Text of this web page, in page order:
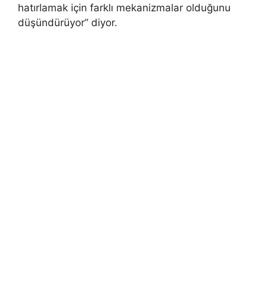
hatırlamak için farklı mekanizmalar olduğunu
düşündürüyor” diyor.